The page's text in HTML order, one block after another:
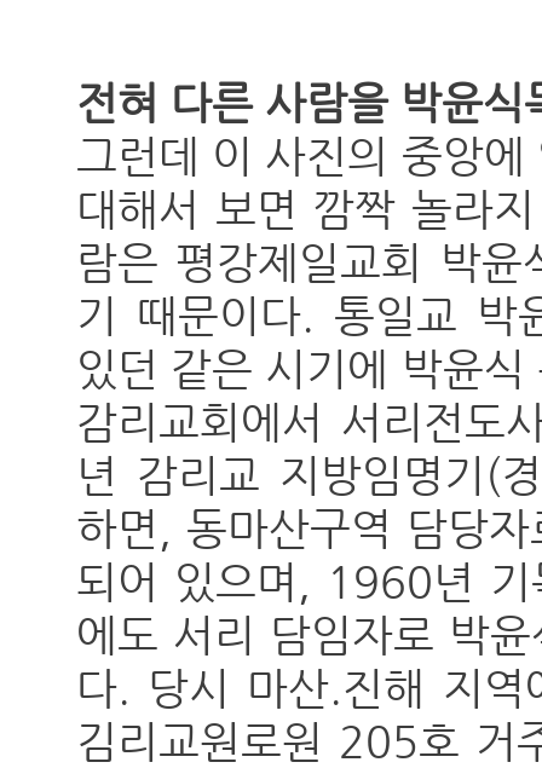
전혀 다른 사람을 박윤
그런데 이 사진의 중앙
대해서 보면 깜짝 놀라
람은 평강제일교회 박
기 때문이다. 통일교 박
있던 같은 시기에 박윤
감리교회에서 서리전
년 감리교 지방임명기(
하면, 동마산구역 담당
되어 있으며, 1960년 기
에도 서리 담임자로 박
다. 당시 마산.진해 지역
김리교원로원 205호